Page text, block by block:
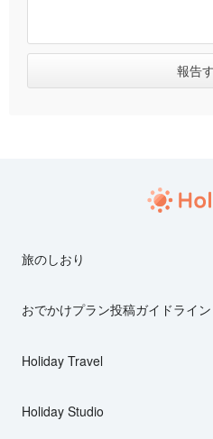
旅のしおり
おでかけプラン投稿ガイドライン
Holiday Travel
Holiday Studio